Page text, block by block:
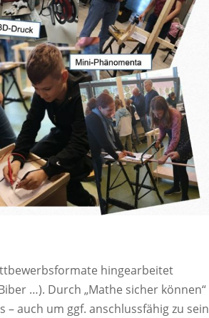
hingearbeitet
…). Durch „Mathe sicher können“
auch um ggf. anschlussfähig zu sein